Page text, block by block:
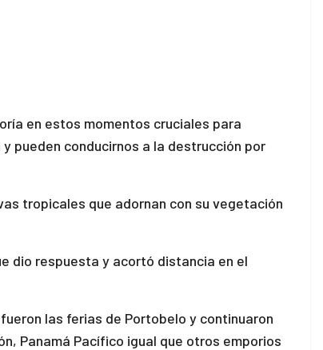
en estos momentos cruciales para
pueden conducirnos a la destrucción por
tropicales que adornan con su vegetación
dio respuesta y acortó distancia en el
las ferias de Portobelo y continuaron
Panamá Pacífico igual que otros emporios